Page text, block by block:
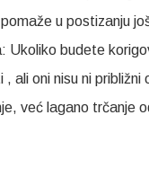
u postizanju
budete
oni nisu ni
već lagano trčanje